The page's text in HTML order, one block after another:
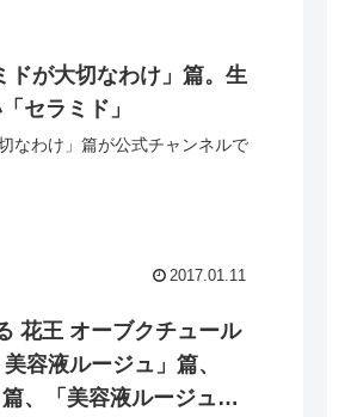
ドが大切なわけ」篇。生
セラミド」
なわけ」篇が公式チャンネルで
2017.01.11
花王 オーブクチュール
容液ルージュ」篇、
、「美容液ルージュ」